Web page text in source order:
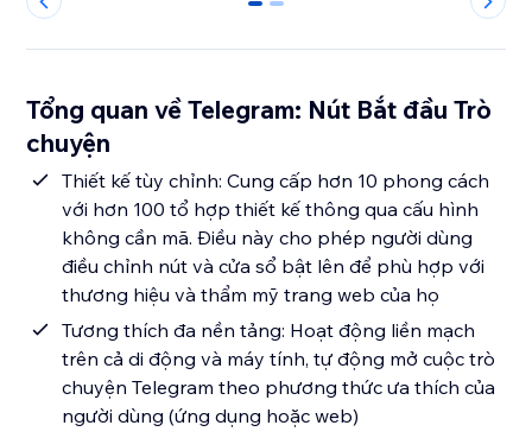
0 1
Tổng quan về Telegram: Nút Bắt đầu Trò
chuyện
Thiết kế tùy chỉnh: Cung cấp hơn 10 phong cách
với hơn 100 tổ hợp thiết kế thông qua cấu hình
không cần mã. Điều này cho phép người dùng
điều chỉnh nút và cửa sổ bật lên để phù hợp với
thương hiệu và thẩm mỹ trang web của họ
Tương thích đa nền tảng: Hoạt động liền mạch
trên cả di động và máy tính, tự động mở cuộc trò
chuyện Telegram theo phương thức ưa thích của
người dùng (ứng dụng hoặc web)